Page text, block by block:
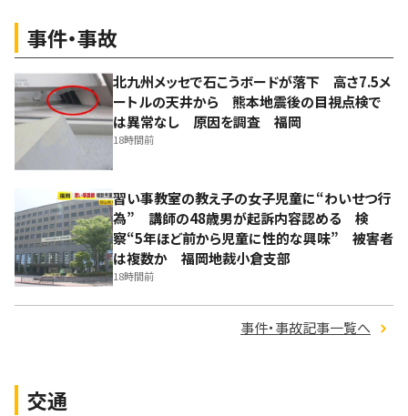
事件・事故
北九州メッセで石こうボードが落下 高さ7.5メ
ートルの天井から 熊本地震後の目視点検で
は異常なし 原因を調査 福岡
18時間前
習い事教室の教え子の女子児童に“わいせつ行
為” 講師の48歳男が起訴内容認める 検
察“5年ほど前から児童に性的な興味” 被害者
は複数か 福岡地裁小倉支部
18時間前
事件・事故記事一覧へ
交通